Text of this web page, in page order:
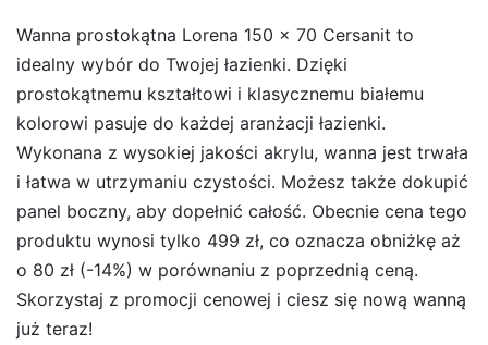
Wanna prostokątna Lorena 150 x 70 Cersanit to
idealny wybór do Twojej łazienki. Dzięki
prostokątnemu kształtowi i klasycznemu białemu
kolorowi pasuje do każdej aranżacji łazienki.
Wykonana z wysokiej jakości akrylu, wanna jest trwała
i łatwa w utrzymaniu czystości. Możesz także dokupić
panel boczny, aby dopełnić całość. Obecnie cena tego
produktu wynosi tylko 499 zł, co oznacza obniżkę aż
o 80 zł (-14%) w porównaniu z poprzednią ceną.
Skorzystaj z promocji cenowej i ciesz się nową wanną
już teraz!